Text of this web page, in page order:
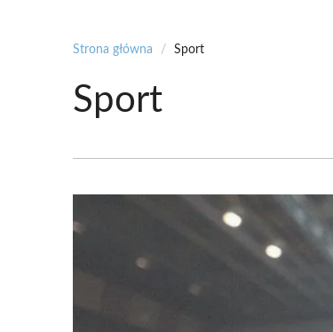
Strona główna / Sport
Sport